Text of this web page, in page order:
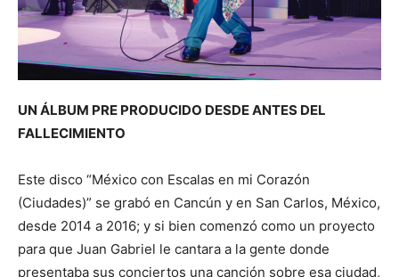
UN ÁLBUM PRE PRODUCIDO DESDE ANTES DEL
FALLECIMIENTO
Este disco “México con Escalas en mi Corazón
(Ciudades)” se grabó en Cancún y en San Carlos, México,
desde 2014 a 2016; y si bien comenzó como un proyecto
para que Juan Gabriel le cantara a la gente donde
presentaba sus conciertos una canción sobre esa ciudad,